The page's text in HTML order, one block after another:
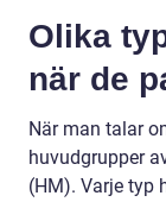
Olika
när de
När man talar
huvudgrupper
(HM). Varje typ